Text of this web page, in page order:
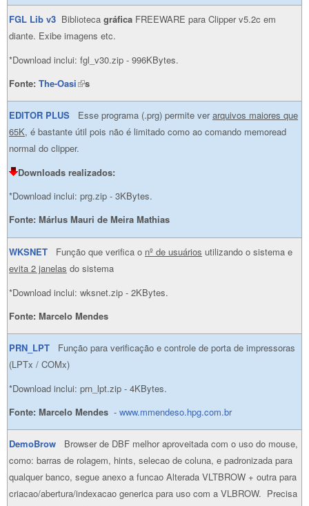
FGL Lib v3 Biblioteca gráfica FREEWARE para Clipper v5.2c em
diante. Exibe imagens etc.
*Download inclui: fgl_v30.zip - 996KBytes.
Fonte: The-Oasi(link is external)
s
EDITOR PLUS Esse programa (.prg) permite verarquivos maiores que
65K, é bastante útil pois não é limitado como ao comando memoread
normal do clipper.
Downloads realizados:
*Download inclui: prg.zip - 3KBytes.
Fonte: Márlus Mauri de Meira Mathias
WKSNET Função que verifica o nº de usuários utilizando o sistema e
evita 2 janelas do sistema
*Download inclui: wksnet.zip - 2KBytes.
Fonte: Marcelo Mendes
PRN_LPT
Função para verificação e controle de porta de impressoras
(LPTx / COMx)
*Download inclui: prn_lpt.zip - 4KBytes.
Fonte: Marcelo Mendes - www.mmendeso.hpg.com.br
DemoBrow
Browser de DBF melhor aproveitada com o uso do mouse,
como: barras de rolagem, hints, selecao de coluna, e padronizada para
qualquer banco, segue anexo a funcao Alterada VLTBROW + outra para
criacao/abertura/indexacao generica para uso com a VLBROW. Precisa